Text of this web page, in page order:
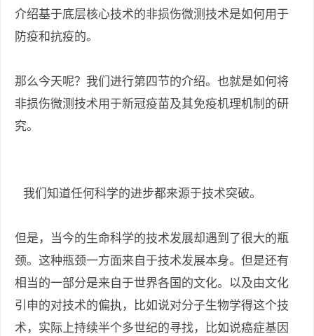
介绍基于底层核心技术的非损伤微测技术是如何用于
防疫和抗疫的。
那么今天呢？我们进行第四节的介绍。也就是如何将
非损伤微测技术用于新冠疫苗及其免疫机理机制的研
究。
我们知道任何科学的进步都来源于技术突破。
但是，当今的生命科学的技术发展却遇到了很大的瓶
颈。这种瓶颈一方面来自于技术发展本身。但是还有
相当的一部分是来自于世界各国的文化。以及由文化
引申的对技术的偏执，比如说对分子生物学得这个技
术，实际上持续半个多世纪的寻找，比如说癌症基因